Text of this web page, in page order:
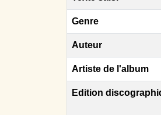
Genre
Auteur
Artiste de l'album
Edition